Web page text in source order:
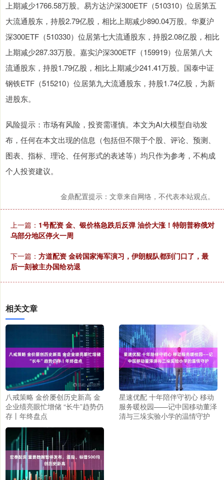
上期减少1766.58万股。易方达沪深300ETF（510310）位居第五
大流通股东，持股2.79亿股，相比上期减少890.04万股。华夏沪
深300ETF（510330）位居第七大流通股东，持股2.08亿股，相比
上期减少287.33万股。嘉实沪深300ETF（159919）位居第八大
流通股东，持股1.79亿股，相比上期减少241.41万股。国泰中证
钢铁ETF（515210）位居第九大流通股东，持股1.74亿股，为新
进股东。
风险提示：市场有风险，投资需谨慎。本文为AI大模型自动发
布，任何在本文出现的信息（包括但不限于个股、评论、预测、
图表、指标、理论、任何形式的表述等）均只作为参考，不构成
个人投资建议。
金鼎配置提示：文章来自网络，不代表本站观点。
上一篇： 1号配资 金、银价格急跌后反弹 油价大涨！特朗普称俄对
乌部分地区停火一周
下一篇： 方道配资 金砖国家海军演习，伊朗舰队都到门口了，最
后一刻被主办国给劝退
相关文章
八戒策略 金价屡创历史新高 金
企业绩亮眼忙增储 “长牛”趋势仍
存丨年终盘点
星速优配 十年陪伴守初心 移动
服务暖校园——记中国移动董泽
清与三垛实验小学的温情守护